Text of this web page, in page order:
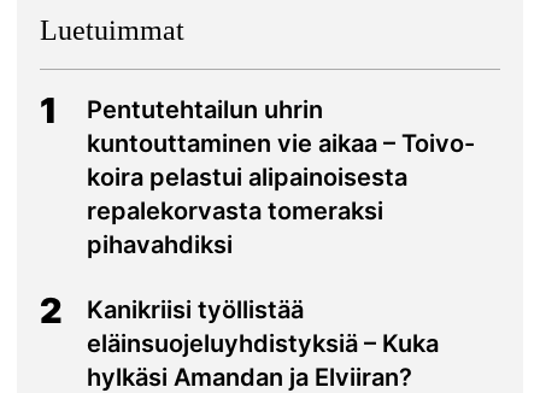
Luetuimmat
1
Pentutehtailun uhrin
kuntouttaminen vie aikaa – Toivo-
koira pelastui alipainoisesta
repalekorvasta tomeraksi
pihavahdiksi
2
Kanikriisi työllistää
eläinsuojeluyhdistyksiä – Kuka
hylkäsi Amandan ja Elviiran?